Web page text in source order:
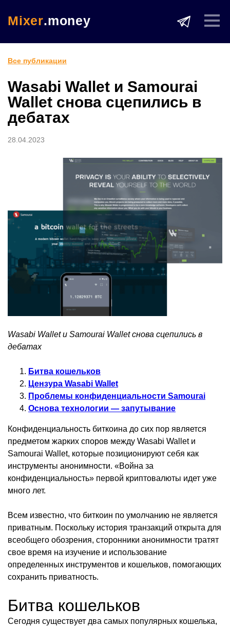
Mixer.money
Все публикации
Wasabi Wallet и Samourai
Wallet снова сцепились в
дебатах
28.04.2023
Wasabi Wallet и Samourai Wallet снова сцепились в
дебатах
Битва кошельков
Цензура Wasabi Wallet
Проблемы конфиденциальности Samourai
Основа технологии — запутывание
Конфиденциальность биткоина до сих пор является
предметом жарких споров между Wasabi Wallet и
Samourai Wallet, которые позиционируют себя как
инструменты анонимности. «Война за
конфиденциальность» первой криптовалюты идет уже
много лет.
Всем известно, что биткоин по умолчанию не является
приватным. Поскольку история транзакций открыта для
всеобщего обозрения, сторонники анонимности тратят
свое время на изучение и использование
определенных инструментов и кошельков, помогающих
сохранить приватность.
Битва кошельков
Сегодня существует два самых популярных кошелька,